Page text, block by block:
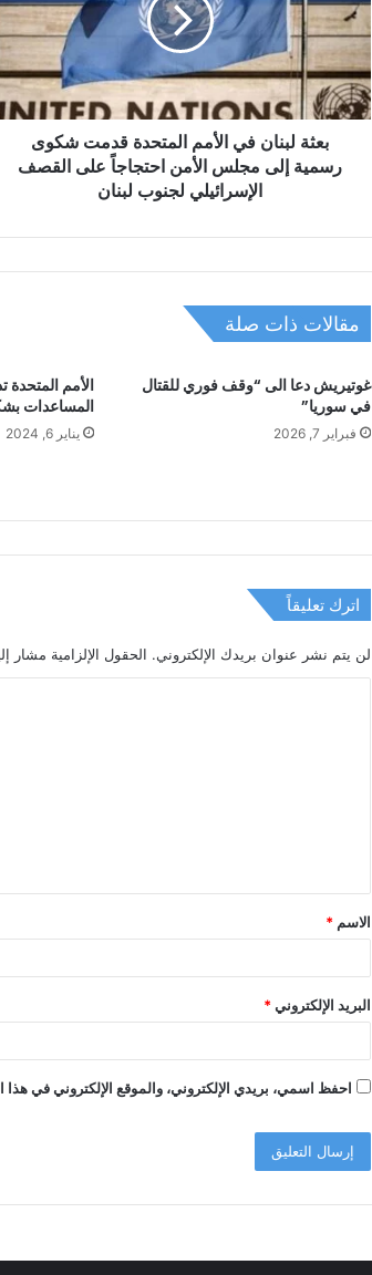
بعثة لبنان في الأمم المتحدة قدمت شكوى
رسمية إلى مجلس الأمن احتجاجاً على القصف
الإسرائيلي لجنوب لبنان
مقالات ذات صلة
غوتيريش دعا الى “وقف فوري للقتال
في سوريا”
فبراير 7, 2026
الأمم المتحدة
المساعدات
يناير 6, 2024
اترك تعليقاً
لن يتم نشر عنوان بريدك الإلكتروني. الحقول الإلزامية مشار
ق
*
الاسم *
البريد الإلكتروني*
احفظ اسمي، بريدي الإلكتروني، والموقع الإلكتروني في هذا